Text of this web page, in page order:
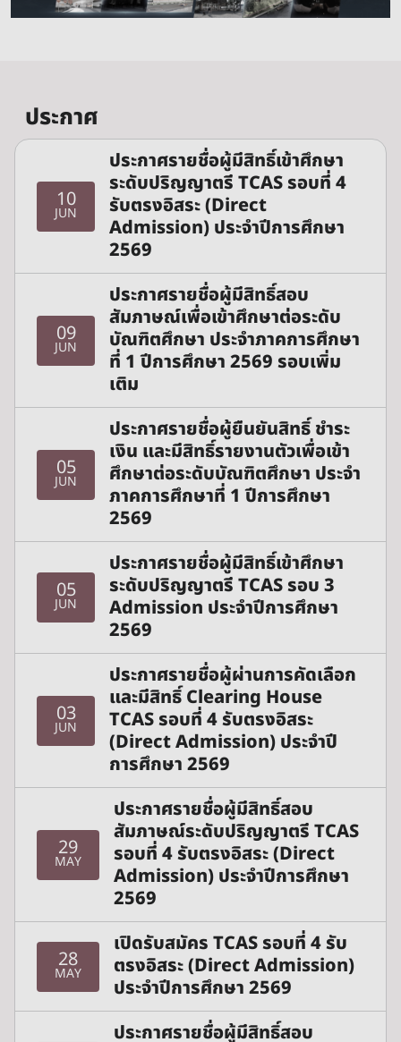
ประกาศ
10
JUN
ประกาศรายชื่อผู้มีสิทธิ์เข้าศึกษา
ระดับปริญญาตรี TCAS รอบที่ 4
รับตรงอิสระ (Direct
Admission) ประจำปีการศึกษา
2569
09
JUN
ประกาศรายชื่อผู้มีสิทธิ์สอบ
สัมภาษณ์เพื่อเข้าศึกษาต่อระดับ
บัณฑิตศึกษา ประจำภาคการศึกษา
ที่ 1 ปีการศึกษา 2569 รอบเพิ่ม
เติม
05
JUN
ประกาศรายชื่อผู้ยืนยันสิทธิ์ ชำระ
เงิน และมีสิทธิ์รายงานตัวเพื่อเข้า
ศึกษาต่อระดับบัณฑิตศึกษา ประจำ
ภาคการศึกษาที่ 1 ปีการศึกษา
2569
05
JUN
ประกาศรายชื่อผู้มีสิทธิ์เข้าศึกษา
ระดับปริญญาตรี TCAS รอบ 3
Admission ประจำปีการศึกษา
2569
03
JUN
ประกาศรายชื่อผู้ผ่านการคัดเลือก
และมีสิทธิ์ Clearing House
TCAS รอบที่ 4 รับตรงอิสระ
(Direct Admission) ประจำปี
การศึกษา 2569
29
MAY
ประกาศรายชื่อผู้มีสิทธิ์สอบ
สัมภาษณ์ระดับปริญญาตรี TCAS
รอบที่ 4 รับตรงอิสระ (Direct
Admission) ประจำปีการศึกษา
2569
28
MAY
เปิดรับสมัคร TCAS รอบที่ 4 รับ
ตรงอิสระ (Direct Admission)
ประจำปีการศึกษา 2569
ประกาศรายชื่อผู้มีสิทธิ์สอบ